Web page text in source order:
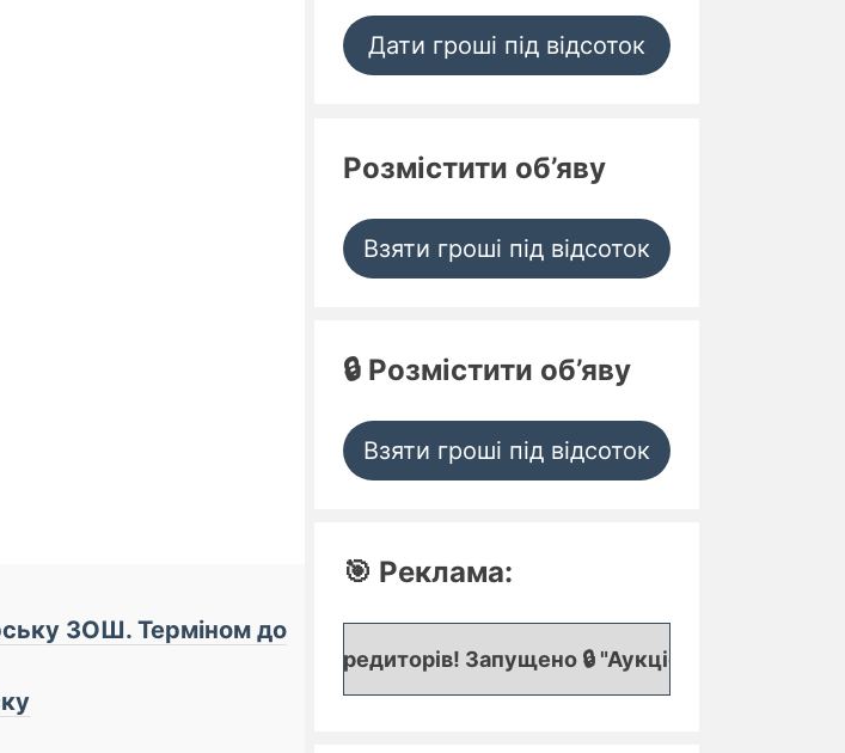
ЗОШ. Терміном до
Дати гроші під відсоток
Розмістити об’яву
Взяти гроші під відсоток
🔒 Розмістити об’яву
Взяти гроші під відсоток
🎯 Реклама:
📌 До уваги кредиторів! Запущено 🔒 "Аукціон кредитних заявок", де